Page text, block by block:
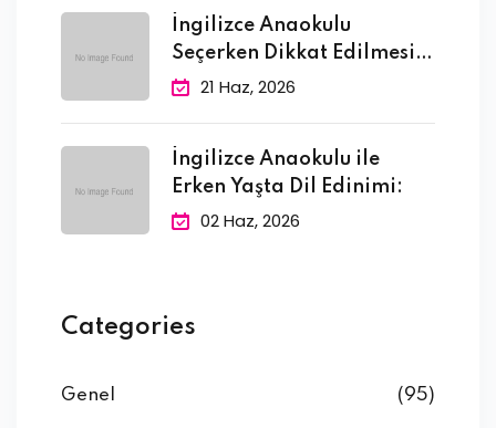
İngilizce Anaokulu
Seçerken Dikkat Edilmesi
Gereken 10
21 Haz, 2026
İngilizce Anaokulu ile
Erken Yaşta Dil Edinimi:
02 Haz, 2026
Categories
Genel (95)